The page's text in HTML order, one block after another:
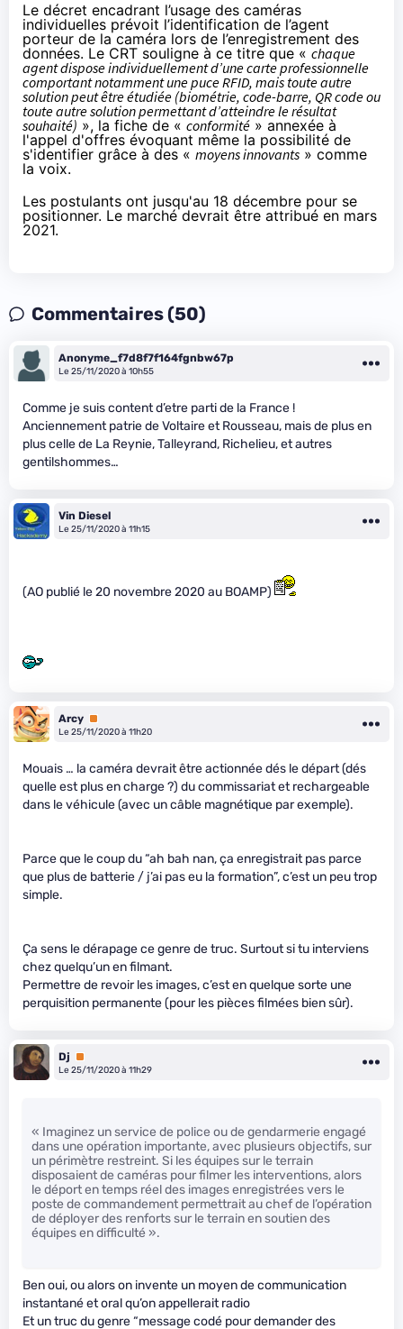
Le décret encadrant l’usage des caméras
individuelles prévoit l’identification de l’agent
porteur de la caméra lors de l’enregistrement des
données. Le CRT souligne à ce titre que « chaque
agent dispose individuellement d’une carte professionnelle
comportant notamment une puce RFID, mais toute autre
solution peut être étudiée (biométrie, code-barre, QR code ou
toute autre solution permettant d’atteindre le résultat
souhaité) », la fiche de « conformité » annexée à
l'appel d'offres évoquant même la possibilité de
s'identifier grâce à des « moyens innovants » comme
la voix.
Les postulants ont jusqu'au 18 décembre pour se
positionner. Le marché devrait être attribué en mars
2021.
Commentaires (50)
Anonyme_f7d8f7f164fgnbw67p
Le 25/11/2020 à 10h55
Comme je suis content d’etre parti de la France !
Anciennement patrie de Voltaire et Rousseau, mais de plus en
plus celle de La Reynie, Talleyrand, Richelieu, et autres
gentilshommes…
Vin Diesel
Le 25/11/2020 à 11h15
(AO publié le 20 novembre 2020 au BOAMP)
Arcy Premium
Le 25/11/2020 à 11h20
Mouais … la caméra devrait être actionnée dés le départ (dés
quelle est plus en charge ?) du commissariat et rechargeable
dans le véhicule (avec un câble magnétique par exemple).
Parce que le coup du “ah bah nan, ça enregistrait pas parce
que plus de batterie / j’ai pas eu la formation”, c’est un peu trop
simple.
Ça sens le dérapage ce genre de truc. Surtout si tu interviens
chez quelqu’un en filmant.
Permettre de revoir les images, c’est en quelque sorte une
perquisition permanente (pour les pièces filmées bien sûr).
Dj
Premium
Le 25/11/2020 à 11h29
« Imaginez un service de police ou de gendarmerie engagé
dans une opération importante, avec plusieurs objectifs, sur
un périmètre restreint. Si les équipes sur le terrain
disposaient de caméras pour filmer les interventions, alors
le déport en temps réel des images enregistrées vers le
poste de commandement permettrait au chef de l’opération
de déployer des renforts sur le terrain en soutien des
équipes en difficulté ».
Ben oui, ou alors on invente un moyen de communication
instantané et oral qu’on appellerait radio
Et un truc du genre “message codé pour demander des